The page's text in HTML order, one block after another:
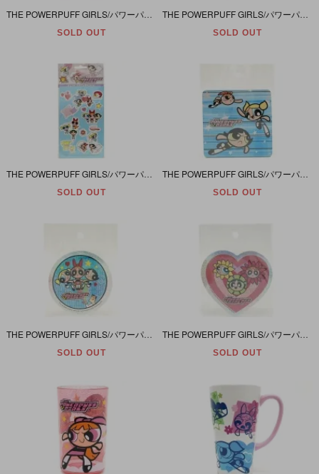
THE POWERPUFF GIRLS/パワーパフガールズ・セガトイズ・SHOWA NOTE/ショウワノート・Sticker/ステッカー/シールシート・ホログラム台紙・2001年
SOLD OUT SOLD OUT
THE POWERPUFF GIRLS/パワーパフガールズ・Pres Stik/プレズスティック 「Fun Sticker/ファンステッカー/シールシート」 2000年
SOLD OUT
THE POWERPUFF GIRLS/パワーパフガールズ・C&D Visionary/ビジョナリー・Sticker/ステッカー/シール 「四角・ブルー」 縦/横10.2cm・2000年
SOLD OUT
THE POWERPUFF GIRLS/パワーパフガールズ・C&D Visionary/ビジョナリー・Sticker/ステッカー/シール 「丸・ブルー」 直径8.9cm・2000年
SOLD OUT SOLD OUT